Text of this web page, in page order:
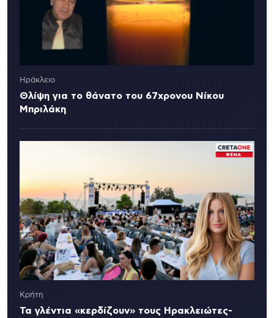
Ηράκλειο
Θλίψη για το θάνατο του 67χρονου Νίκου
Μπριλάκη
Κρήτη
Τα γλέντια «κερδίζουν» τους Ηρακλειώτες-